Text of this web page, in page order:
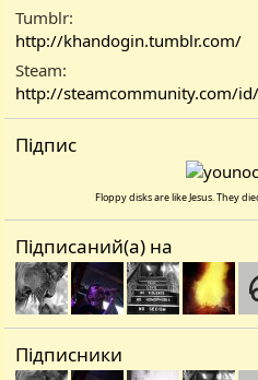
Tumblr
http://khandogin.tumblr.com/
Steam
http://steamcommunity.com/
Підпис
Floppy disks are like Jesus. They
Підписаний(а) на
Підписники